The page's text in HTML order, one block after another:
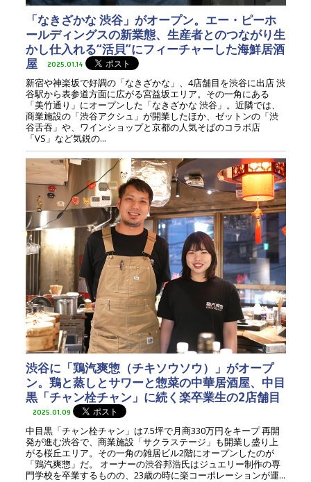
「なきざかな 渋谷」がオープン。エー・ピーホ
ールディングスの新業態、生産者とのつながり生
かし仕入れる“活貝”にフィーチャーした海鮮居酒
屋
2025.01.14
新宿や神楽坂で好調の「なきざかな」、4店舗目を渋谷に出店 渋
谷駅から表参道方面に広がる宮益坂エリア。その一角にある
「美竹通り」にオープンした「なきざかな 渋谷」。近隣では、
商業施設の「渋谷アクシュ」が開業したほか、ゼットンの「渋
谷舌吞」や、ワインショップと京都の人気そばのコラボ店
「VS」など気鋭の...
渋谷に「鶏汽爽惣（チキソウソウ）」がオープ
ン。鶏と蒸しとサワーと惣菜の中華居酒屋、中目
黒「チャン栓チャン」に続く楽卒業生の2店舗目
2025.01.09
中目黒「チャン栓チャン」は7.5坪で月商330万円をキープ 再開
発が進む渋谷で、商業施設「サクラステージ」も開業し盛り上
がる桜丘エリア。その一角の雑居ビル2階にオープンしたのが
「鶏汽爽惣」だ。 オーナーの渋谷邦浩氏はジュエリー制作の専
門学校を卒業するものの、23歳の時に楽コーポレーションが運...